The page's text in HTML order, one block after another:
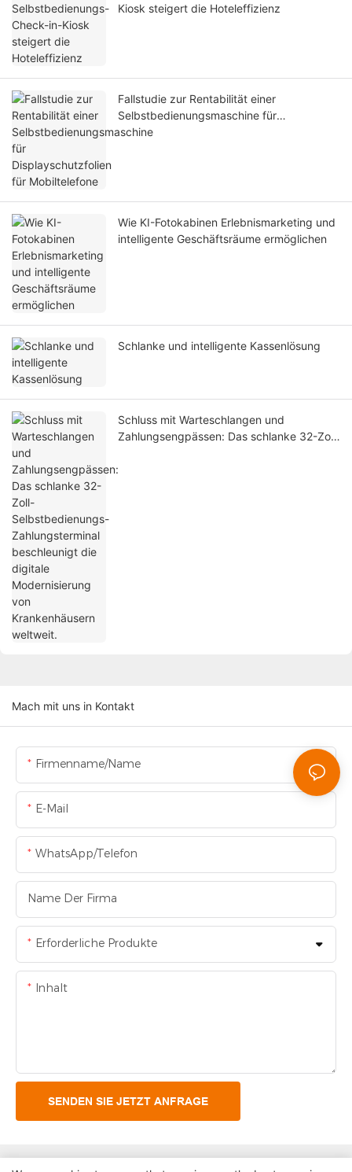
Kiosk steigert die Hoteleffizienz
Fallstudie zur Rentabilität einer
Selbstbedienungsmaschine für
Displayschutzfolien für Mobiltelefone
Wie KI-Fotokabinen Erlebnismarketing und
intelligente Geschäftsräume ermöglichen
Schlanke und intelligente Kassenlösung
Schluss mit Warteschlangen und
Zahlungsengpässen: Das schlanke 32-Zoll-
Mach mit uns in Kontakt
Firmenname/Name
E-Mail
WhatsApp/Telefon
Name Der Firma
Erforderliche Produkte
Inhalt
SENDEN SIE JETZT ANFRAGE